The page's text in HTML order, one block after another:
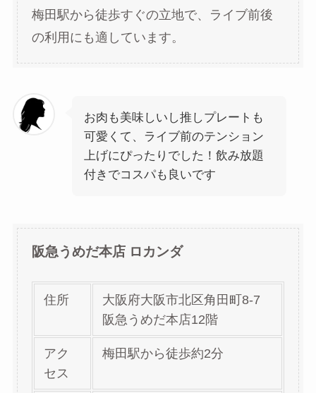
梅田駅から徒歩すぐの立地で、ライブ前後
の利用にも適しています。
お肉も美味しいし推しプレートも
可愛くて、ライブ前のテンション
上げにぴったりでした！飲み放題
付きでコスパも良いです
阪急うめだ本店 ロカンダ
住所
大阪府大阪市北区角田町8-7
阪急うめだ本店12階
アク
セス
梅田駅から徒歩約2分